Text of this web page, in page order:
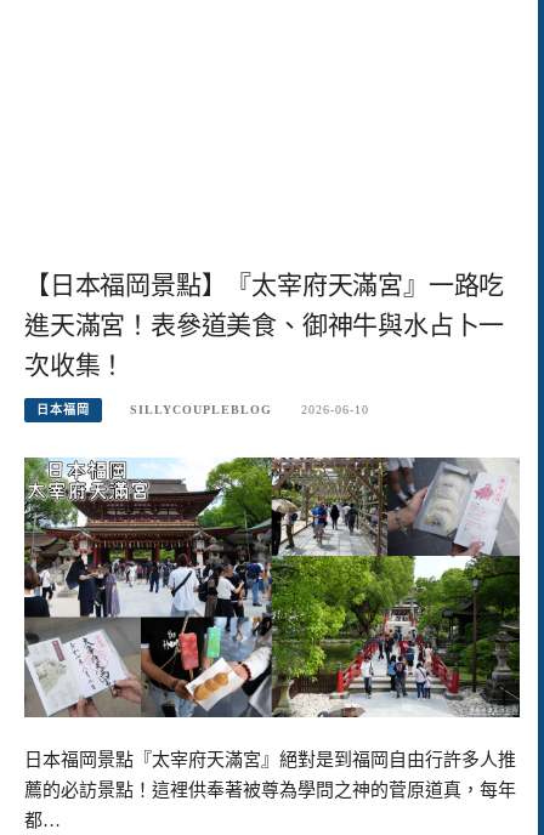
【日本福岡景點】『太宰府天滿宮』一路吃
進天滿宮！表參道美食、御神牛與水占卜一
次收集！
日本福岡 SILLYCOUPLEBLOG 2026-06-10
日本福岡景點『太宰府天滿宮』絕對是到福岡自由行許多人推
薦的必訪景點！這裡供奉著被尊為學問之神的菅原道真，每年
都…